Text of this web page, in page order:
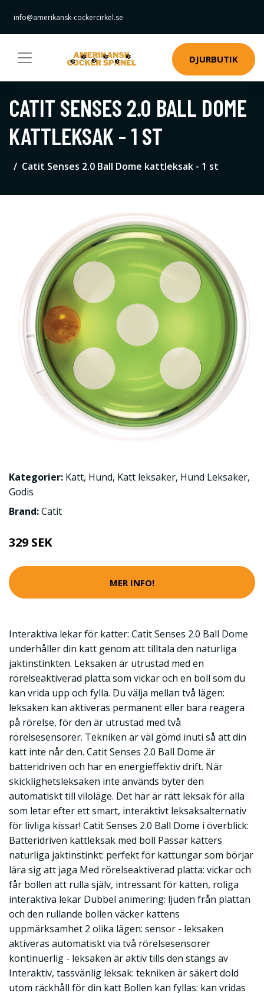
info@amerikansk-cockercirkel.se
DJURBUTIK
CATIT SENSES 2.0 BALL DOME
KATTLEKSAK - 1 ST
Catit Senses 2.0 Ball Dome kattleksak - 1 st
Kategorier: Katt, Hund, Katt leksaker, Hund Leksaker,
Godis
Brand:Catit
329 SEK
MER INFO!
Interaktiva lekar för katter: Catit Senses 2.0 Ball Dome
underhåller din katt genom att tilltala den naturliga
jaktinstinkten. Leksaken är utrustad med en
rörelseaktiverad platta som vickar och en boll som du
kan vrida upp och fylla. Du välja mellan två lägen:
leksaken kan aktiveras permanent eller bara reagera
på rörelse, för den är utrustad med två
rörelsesensorer. Tekniken är väl gömd inuti så att din
katt inte når den. Catit Senses 2.0 Ball Dome är
batteridriven och har en energieffektiv drift. När
skicklighetsleksaken inte används byter den
automatiskt till viloläge. Det här är rätt leksak för alla
som letar efter ett smart, interaktivt leksaksalternativ
för livliga kissar! Catit Senses 2.0 Ball Dome i överblick:
Batteridriven kattleksak med boll Passar katters
naturliga jaktinstinkt: perfekt för kattungar som börjar
lära sig att jaga Med rörelseaktiverad platta: vickar och
får bollen att rulla själv, intressant för katten, roliga
interaktiva lekar Dubbel animering: ljuden från plattan
och den rullande bollen väcker kattens
uppmärksamhet 2 olika lägen: sensor - leksaken
aktiveras automatiskt via två rörelsesensorer
kontinuerlig - leksaken är aktiv tills den stängs av
Interaktiv, tassvänlig leksak: tekniken är säkert dold
utom räckhåll för din katt Bollen kan fyllas: kan vridas